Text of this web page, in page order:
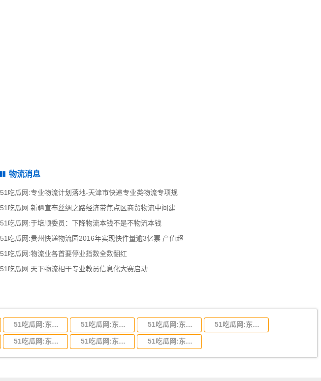
物流消息
51吃瓜网:专业物流计划落地-天津市快递专业类物流专项规
51吃瓜网:新疆宣布丝绸之路经济带焦点区商贸物流中间建
51吃瓜网:于培顺委员：下降物流本钱不是不物流本钱
51吃瓜网:贵州快递物流园2016年实现快件量逾3亿票 产值超
51吃瓜网:物流业各首要停业指数全数翻红
51吃瓜网:天下物流相干专业教员信息化大赛启动
51吃瓜网:东莞到甘肃省物流运输,东莞到甘肃省物流公司 51吃瓜网:东莞到陕西省物流运输,东莞到陕西省物流公司 51吃瓜网:东莞到贵州省物流运输,东莞到贵州省物流公司 51吃瓜网:东莞到四川省物流专线,东莞到四川省物流公司
51吃瓜网:东莞到浙江省物流运输,东莞到浙江省物流公司 51吃瓜网:东莞到福建省物流运输,东莞到福建省物流公司 51吃瓜网:东莞到广西物流专线,东莞到广西物流公司